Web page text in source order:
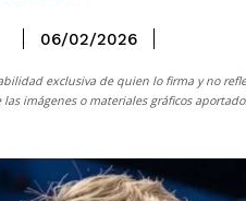
06/02/2026
exclusiva de quien lo firma y no
imágenes o materiales gráficos